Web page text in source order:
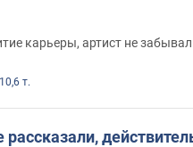
карьеры, артист не
10,6 т.
рассказали,